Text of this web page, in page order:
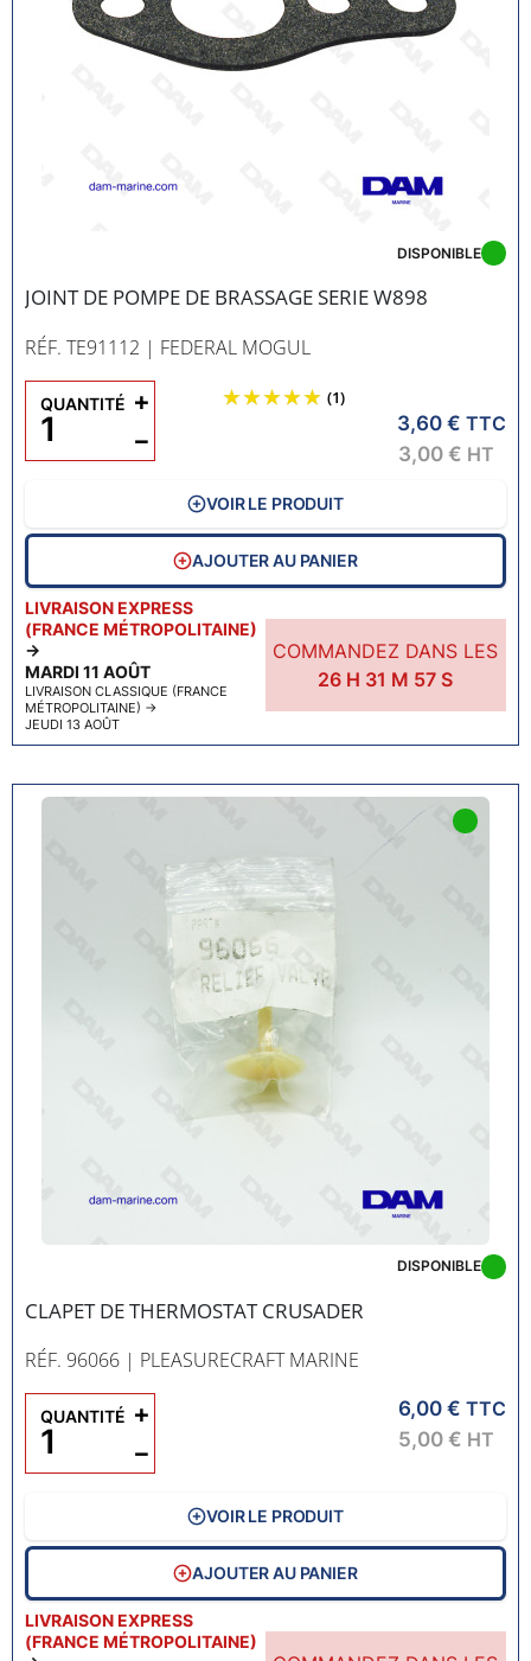
JOINT DE POMPE DE BRASSAGE SERIE W898
RÉF. TE91112 | FEDERAL MOGUL
LIVRAISON EXPRESS
(FRANCE MÉTROPOLITAINE)
→
MARDI 11 AOÛT
LIVRAISON CLASSIQUE (FRANCE
MÉTROPOLITAINE) →
JEUDI 13 AOÛT
COMMANDEZ DANS LES
26H 31 M 56 S
DISPONIBLE
(1)
3,60 € TTC
3,00 € HT
QUANTITÉ
−
+
VOIR LE PRODUIT
AJOUTER AU PANIER
CLAPET DE THERMOSTAT CRUSADER
RÉF. 96066 | PLEASURECRAFT MARINE
LIVRAISON EXPRESS
(FRANCE MÉTROPOLITAINE)
DISPONIBLE
6,00 € TTC
5,00 € HT
QUANTITÉ
−
+
VOIR LE PRODUIT
AJOUTER AU PANIER